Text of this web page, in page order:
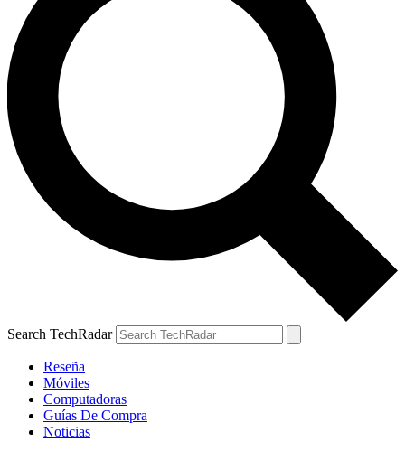
Search TechRadar
Reseña
Móviles
Computadoras
Guías De Compra
Noticias